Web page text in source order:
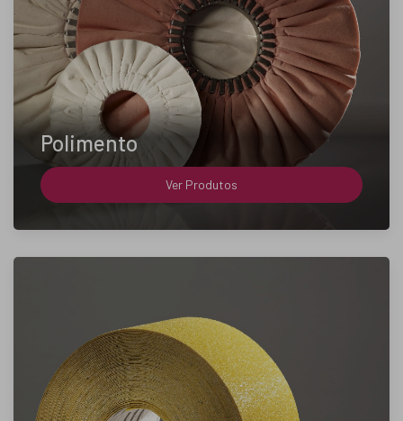
Polimento
Ver Produtos